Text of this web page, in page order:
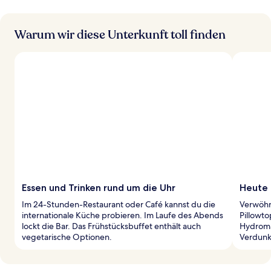
Warum wir diese Unterkunft toll finden
Essen und Trinken rund um die Uhr
Im 24-Stunden-Restaurant oder Café kannst du die
internationale Küche probieren. Im Laufe des Abends
lockt die Bar. Das Frühstücksbuffet enthält auch
vegetarische Optionen.
Heute